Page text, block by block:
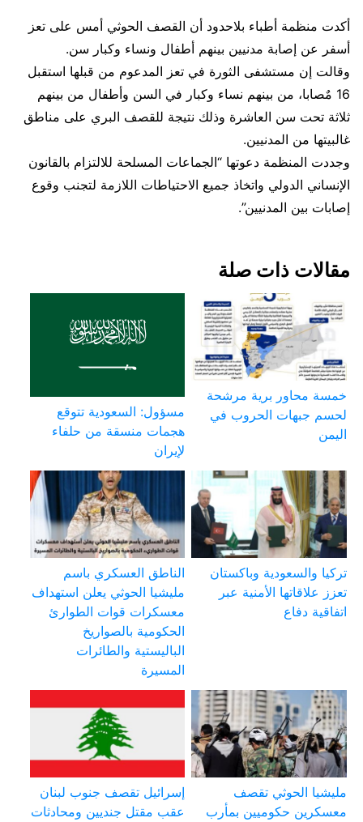
أكدت منظمة أطباء بلاحدود أن القصف الحوثي أمس على تعز
أسفر عن إصابة مدنيين بينهم أطفال ونساء وكبار سن.
وقالت إن مستشفى الثورة في تعز المدعوم من قبلها استقبل
16 مٌصابا، من بينهم نساء وكبار في السن وأطفال من بينهم
ثلاثة تحت سن العاشرة وذلك نتيجة للقصف البري على مناطق
غالبيتها من المدنيين.
وجددت المنظمة دعوتها “الجماعات المسلحة للالتزام بالقانون
الإنساني الدولي واتخاذ جميع الاحتياطات اللازمة لتجنب وقوع
إصابات بين المدنيين”.
مقالات ذات صلة
خمسة محاور برية مرشحة
لحسم جبهات الحروب في
اليمن
مسؤول: السعودية تتوقع
هجمات منسقة من حلفاء
لإيران
تركيا والسعودية وباكستان
تعزز علاقاتها الأمنية عبر
اتفاقية دفاع
الناطق العسكري باسم
مليشيا الحوثي يعلن استهداف
معسكرات قوات الطوارئ
الحكومية بالصواريخ
الباليستية والطائرات
المسيرة
مليشيا الحوثي تقصف
معسكرين حكوميين بمأرب
إسرائيل تقصف جنوب لبنان
عقب مقتل جنديين ومحادثات